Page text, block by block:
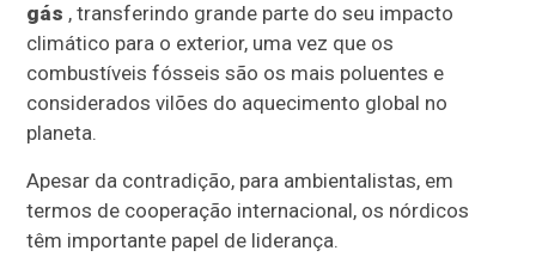
gás , transferindo grande parte do seu impacto
climático para o exterior, uma vez que os
combustíveis fósseis são os mais poluentes e
considerados vilões do aquecimento global no
planeta.
Apesar da contradição, para ambientalistas, em
termos de cooperação internacional, os nórdicos
têm importante papel de liderança.